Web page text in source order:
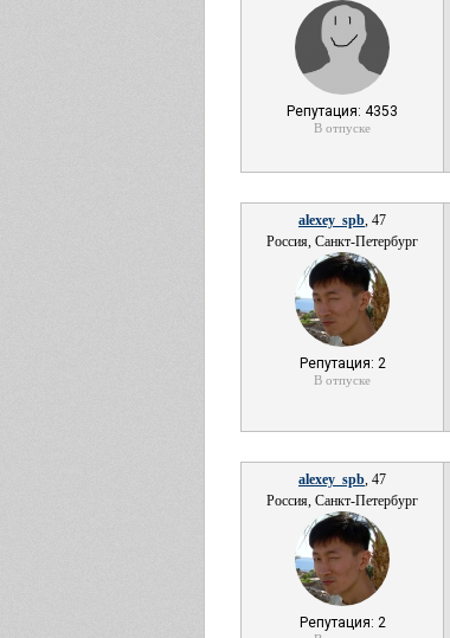
Репутация: 4353
В отпуске
alexey_spb, 47
Россия, Санкт-Петербург
Репутация: 2
В отпуске
alexey_spb, 47
Россия, Санкт-Петербург
Репутация: 2